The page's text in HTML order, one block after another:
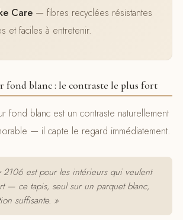
Care— fibres recyclées résistantes
et faciles à entretenir.
fond blanc : le contraste le plus fort
fond blanc est un contraste naturellement
— il capte le regard immédiatement.
2106 est pour les intérieurs qui veulent
— ce tapis, seul sur un parquet blanc,
suffisante. »